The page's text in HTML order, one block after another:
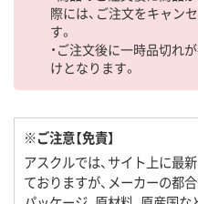
際には、ご注文をキャン
す。
・ご注文後に一時品切れ
けとなります。
※ご注意【免責】
アスクルでは、サイト上に最
ておりますが、メーカーの都合